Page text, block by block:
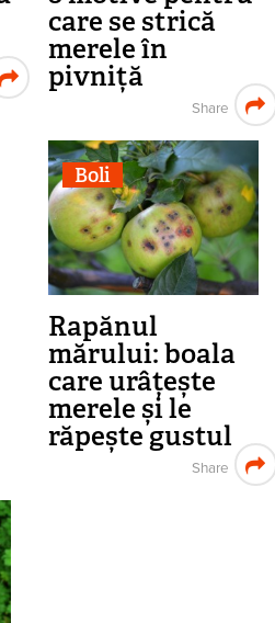
care se strică
merele în
pivniță
Share
Boli
Rapănul
mărului: boala
care urâțește
merele și le
răpește gustul
Share